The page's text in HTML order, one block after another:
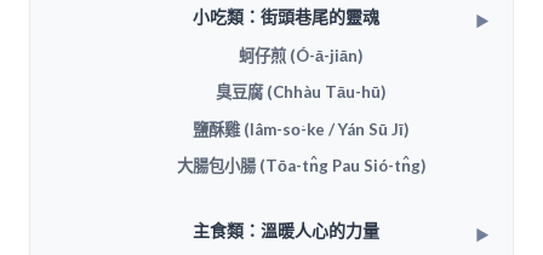
小吃類：街頭巷尾的靈魂
蚵仔煎 (Ó-ā-jiān)
臭豆腐 (Chhàu Tāu-hū)
鹽酥雞 (Iâm-so͘-ke / Yán Sū Jī)
大腸包小腸 (Tōa-tn̂g Pau Sió-tn̂g)
主食類：溫暖人心的力量